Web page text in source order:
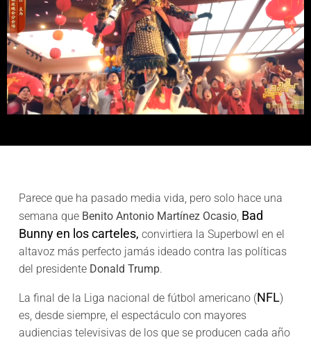
Parece que ha pasado media vida, pero solo hace una
semana que Benito Antonio Martínez Ocasio, Bad
Bunny en los carteles, convirtiera la Superbowl en el
altavoz más perfecto jamás ideado contra las políticas
del presidente Donald Trump.
La final de la Liga nacional de fútbol americano (NFL)
es, desde siempre, el espectáculo con mayores
audiencias televisivas de los que se producen cada año